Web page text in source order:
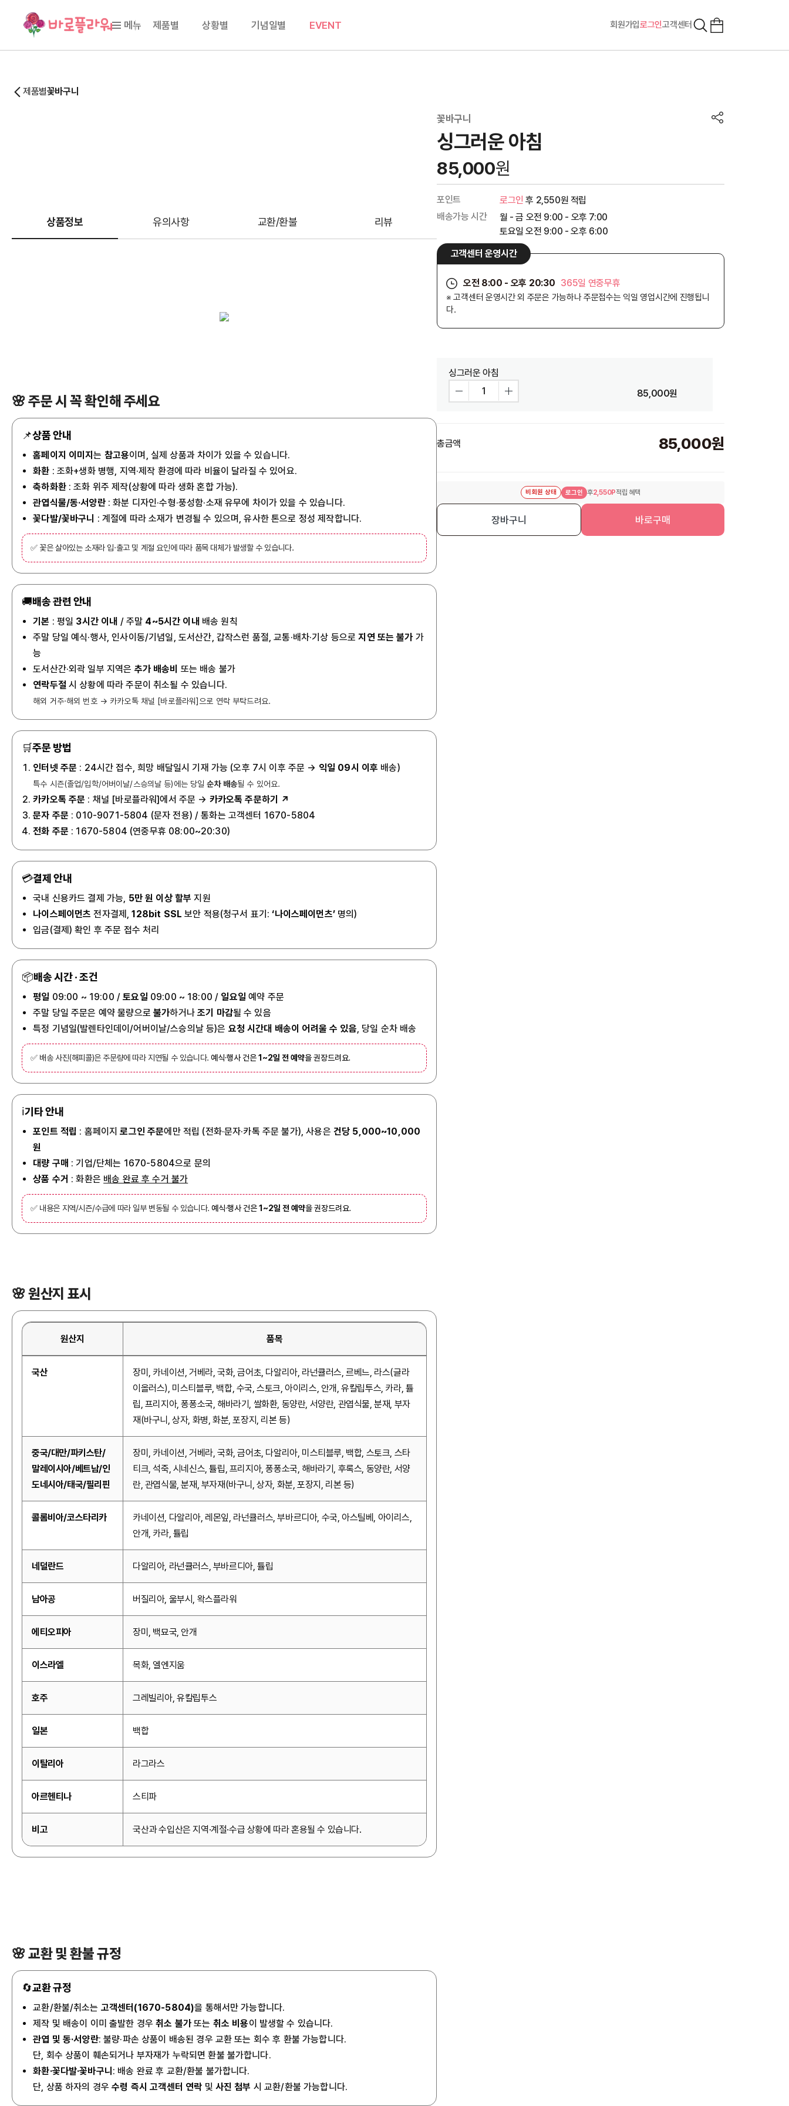
메뉴 제품별 상황별 기념일별 EVENT 회원가입로그인고객센터
제품별꽃바구니
상품정보 유의사항 교환/환불 리뷰
🌸 주문 시 꼭 확인해 주세요
📌상품 안내
홈페이지 이미지는 참고용이며, 실제 상품과 차이가 있을 수 있습니다.
화환 : 조화+생화 병행, 지역·제작 환경에 따라 비율이 달라질 수 있어요.
축하화환 : 조화 위주 제작(상황에 따라 생화 혼합 가능).
관엽식물/동·서양란 : 화분 디자인·수형·풍성함·소재 유무에 차이가 있을 수 있습니다.
꽃다발/꽃바구니 : 계절에 따라 소재가 변경될 수 있으며, 유사한 톤으로 정성 제작합니다.
✅ 꽃은 살아있는 소재라 입·출고 및 계절 요인에 따라 품목 대체가 발생할 수 있습니다.
🚚배송 관련 안내
기본 : 평일 3시간 이내 / 주말 4~5시간 이내 배송 원칙
주말 당일 예식·행사, 인사이동/기념일, 도서산간, 갑작스런 품절, 교통·배차·기상 등으로지연 또는 불가 가
능
도서산간·외곽 일부 지역은 추가 배송비 또는 배송 불가
연락두절 시 상황에 따라 주문이 취소될 수 있습니다.
해외 거주·해외 번호 → 카카오톡 채널 [바로플라워]으로 연락 부탁드려요.
🛒주문 방법
인터넷 주문 : 24시간 접수, 희망 배달일시 기재 가능 (오후 7시 이후 주문 → 익일 09시 이후 배송)
특수 시즌(졸업/입학/어버이날/스승의날 등)에는 당일순차 배송될 수 있어요.
카카오톡 주문 : 채널 [바로플라워]에서 주문 → 카카오톡 주문하기 ↗
문자 주문 : 010-9071-5804 (문자 전용) / 통화는 고객센터 1670-5804
전화 주문 : 1670-5804 (연중무휴 08:00~20:30)
💳결제 안내
국내 신용카드 결제 가능, 5만 원 이상 할부 지원
나이스페이먼츠 전자결제,128bit SSL 보안 적용(청구서 표기:‘나이스페이먼츠’명의)
입금(결제) 확인 후 주문 접수 처리
📦배송 시간 · 조건
평일 09:00 ~ 19:00 /토요일 09:00 ~ 18:00 / 일요일 예약 주문
주말 당일 주문은 예약 물량으로불가하거나조기 마감될 수 있음
특정 기념일(발렌타인데이/어버이날/스승의날 등)은 요청 시간대 배송이 어려울 수 있음, 당일 순차 배송
✅ 배송 사진(해피콜)은 주문량에 따라 지연될 수 있습니다.예식·행사 건은1~2일 전 예약을 권장드려요.
ℹ️기타 안내
포인트 적립 : 홈페이지로그인 주문에만 적립 (전화·문자·카톡 주문 불가), 사용은 건당 5,000~10,000
원
대량 구매 : 기업/단체는 1670-5804으로 문의
상품 수거 : 화환은 배송 완료 후 수거 불가
✅ 내용은 지역/시즌/수급에 따라 일부 변동될 수 있습니다.예식·행사 건은1~2일 전 예약을 권장드려요.
🌸 원산지 표시
원산지 품목
국산
장미, 카네이션, 거베라, 국화, 금어초, 다알리아, 라넌큘러스, 르베느, 라스(글라
이올러스), 미스티블루, 백합, 수국, 스토크, 아이리스, 안개, 유칼립투스, 카라, 튤
립, 프리지아, 퐁퐁소국, 해바라기, 쌀화환, 동양란, 서양란, 관엽식물, 분재, 부자
재(바구니, 상자, 화병, 화분, 포장지, 리본 등)
중국/대만/파키스탄/
말레이시아/베트남/인
도네시아/태국/필리핀
장미, 카네이션, 거베라, 국화, 금어초, 다알리아, 미스티블루, 백합, 스토크, 스타
티크, 석죽, 시네신스, 튤립, 프리지아, 퐁퐁소국, 해바라기, 후록스, 동양란, 서양
란, 관엽식물, 분재, 부자재(바구니, 상자, 화분, 포장지, 리본 등)
콜롬비아/코스타리카
카네이션, 다알리아, 레몬잎, 라넌큘러스, 부바르디아, 수국, 아스틸베, 아이리스,
안개, 카라, 튤립
네덜란드 다알리아, 라넌큘러스, 부바르디아, 튤립
남아공 버질리아, 울부시, 왁스플라워
에티오피아 장미, 백묘국, 안개
이스라엘 목화, 엘엔지움
호주 그레빌리아, 유칼립투스
일본 백합
이탈리아 라그라스
아르헨티나 스티파
비고 국산과 수입산은 지역·계절·수급 상황에 따라 혼용될 수 있습니다.
🌸 교환 및 환불 규정
🔄교환 규정
교환/환불/취소는 고객센터(1670-5804)을 통해서만 가능합니다.
제작 및 배송이 이미 출발한 경우취소 불가 또는 취소 비용이 발생할 수 있습니다.
관엽 및 동·서양란: 불량·파손 상품이 배송된 경우 교환 또는 회수 후 환불 가능합니다.
단, 회수 상품이 훼손되거나 부자재가 누락되면 환불 불가합니다.
화환·꽃다발·꽃바구니 : 배송 완료 후 교환/환불 불가합니다.
단, 상품 하자의 경우수령 즉시 고객센터 연락 및 사진 첨부 시 교환/환불 가능합니다.
꽃바구니
싱그러운 아침
85,000원
포인트 로그인 후 2,550원 적립
배송가능 시간
월 - 금 오전 9:00 - 오후 7:00
토요일 오전 9:00 - 오후 6:00
고객센터 운영시간
오전 8:00 - 오후 20:30 365일 연중무휴
※ 고객센터 운영시간 외 주문은 가능하나 주문접수는 익일 영업시간에 진행됩니
다.
싱그러운 아침
85,000원
총금액 85,000원
비회원 상태 로그인 후2,550P적립 혜택
장바구니 바로구매